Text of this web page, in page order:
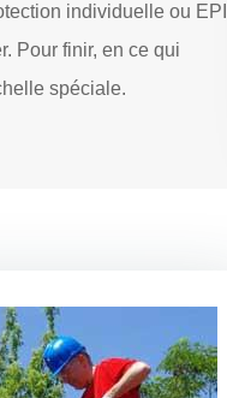
individuelle ou EPI
Pour finir, en ce qui
spéciale.